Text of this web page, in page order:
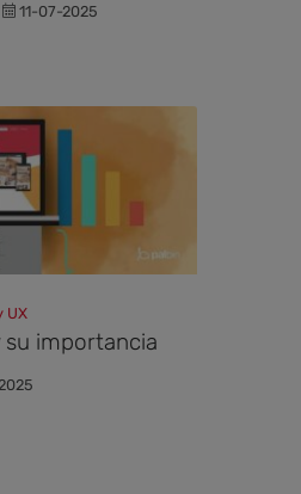
11-07-2025
UX
su importancia